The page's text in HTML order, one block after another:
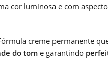
cor luminosa e com
creme permanente
do tom e garantindo